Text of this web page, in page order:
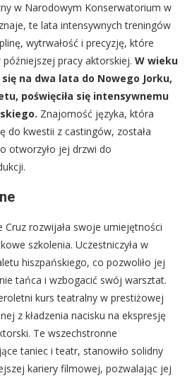
w Narodowym Konserwatorium w
te lata intensywnych treningów
wytrwałość i precyzję, które
późniejszej pracy aktorskiej. W wieku
na dwa lata do Nowego Jorku,
poświęciła się intensywnemu
Znajomość języka, która
do kwestii z castingów, została
otworzyło jej drzwi do
Cruz rozwijała swoje umiejętności
szkolenia. Uczestniczyła w
hiszpańskiego, co pozwoliło jej
tańca i wzbogacić swój warsztat.
kurs teatralny w prestiżowej
z kładzenia nacisku na ekspresję
Te wszechstronne
taniec i teatr, stanowiło solidny
kariery filmowej, pozwalając jej